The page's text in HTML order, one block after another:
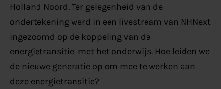
Holland Noord. Ter gelegenheid van de
ondertekening werd in een livestream van NHNext
ingezoomd op de koppeling van de
energietransitie met het onderwijs. Hoe leiden we
de nieuwe generatie op om mee te werken aan
deze energietransitie?